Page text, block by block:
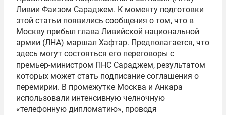
Ливии Фаизом Сараджем. К моменту подготовки
этой статьи появились сообщения о том, что в
Москву прибыл глава Ливийской национальной
армии (ЛНА) маршал Хафтар. Предполагается, что
здесь могут состояться его переговоры с
премьер-министром ПНС Сараджем, результатом
которых может стать подписание соглашения о
перемирии. В промежутке Москва и Анкара
использовали интенсивную челночную
«телефонную дипломатию», проводя